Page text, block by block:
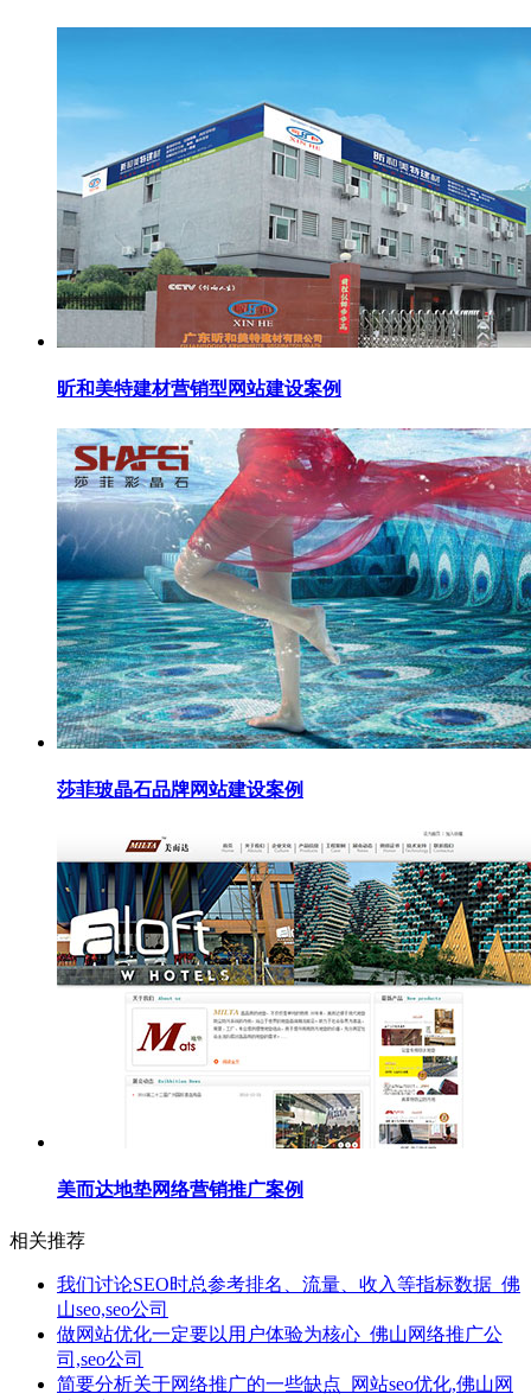
昕和美特建材营销型网站建设案例
莎菲玻晶石品牌网站建设案例
美而达地垫网络营销推广案例
相关推荐
我们讨论SEO时总参考排名、流量、收入等指标数据_佛
山seo,seo公司
做网站优化一定要以用户体验为核心_佛山网络推广公
司,seo公司
简要分析关于网络推广的一些缺点_网站seo优化,佛山网